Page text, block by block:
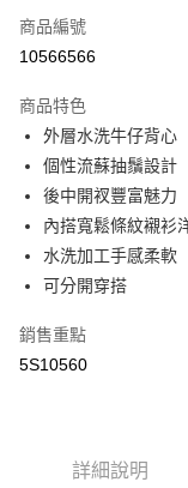
街口支付
全盈+PAY
AFTEE先享後付
相關說明
【關於「AFTEE先享後付
AFTEE先享後付是「在
便利好安心！
１．簡單：不需註冊會
３．安心：先確認商品／
【「AFTEE先享後付」結
ATM／網路銀行／等多
運送方式
全家取貨付款
付款後全家取貨
每筆NT$65，滿
商品編號
10566566
商品特色
外層水洗牛仔背心
個性流蘇抽鬚設計
後中開衩豐富魅力
內搭寬鬆條紋襯衫
水洗加工手感柔軟
可分開穿搭
銷售重點
5S10560
詳細說明